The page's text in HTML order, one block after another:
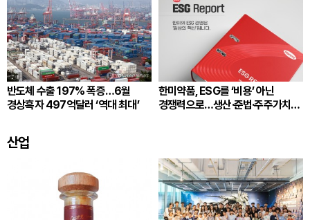
반도체 수출 197% 폭증…6월
경상흑자 497억달러 ‘역대 최대’
한미약품, ESG를 ‘비용’ 아닌
경쟁력으로…생산·준법·주주가치
산업